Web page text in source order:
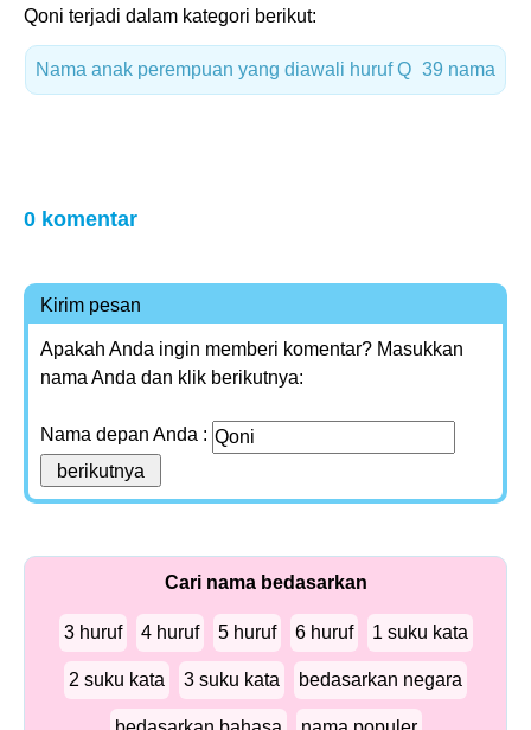
Qoni terjadi dalam kategori berikut:
Nama anak perempuan yang diawali huruf Q 39 nama
0 komentar
Kirim pesan
Apakah Anda ingin memberi komentar? Masukkan
nama Anda dan klik berikutnya:
Nama depan Anda :
Cari nama bedasarkan
3 huruf 4 huruf 5 huruf 6 huruf 1 suku kata
2 suku kata 3 suku kata bedasarkan negara